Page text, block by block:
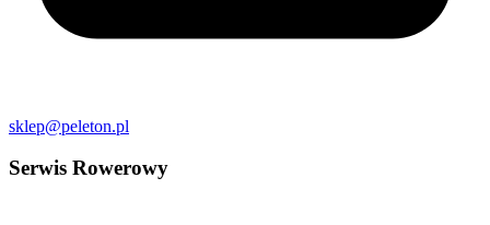
sklep@peleton.pl
Serwis Rowerowy